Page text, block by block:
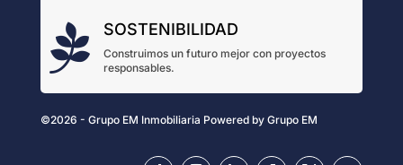
 SOSTENIBILIDAD
Construimos un futuro mejor con proyectos
responsables.
©2026 - Grupo EM Inmobiliaria Powered by Grupo EM